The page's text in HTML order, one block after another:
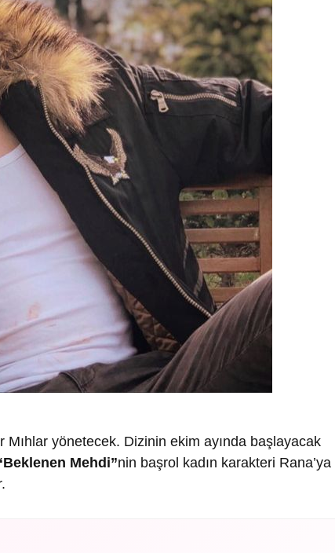
yönetecek. Dizinin ekim ayında başlayacak
Mehdi”nin başrol kadın karakteri Rana’ya